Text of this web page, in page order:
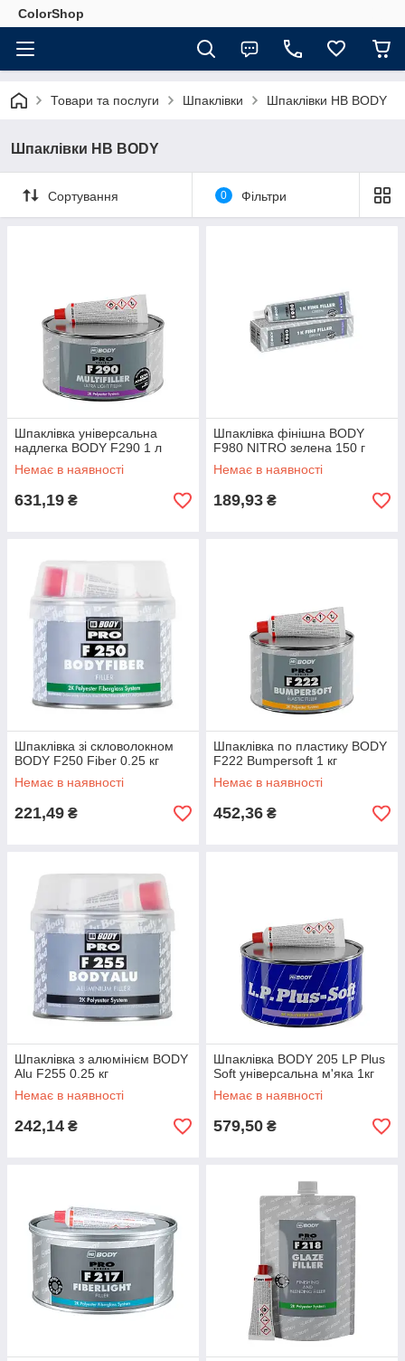
ColorShop
Товари та послуги Шпаклівки Шпаклівки HB BODY
Шпаклівки HB BODY
Сортування 0 Фільтри
Шпаклівка універсальна
надлегка BODY F290 1 л
Немає в наявності
631,19 ₴
Шпаклівка фінішна BODY
F980 NITRO зелена 150 г
Немає в наявності
189,93 ₴
Шпаклівка зі скловолокном
BODY F250 Fiber 0.25 кг
Немає в наявності
221,49 ₴
Шпаклівка по пластику BODY
F222 Bumpersoft 1 кг
Немає в наявності
452,36 ₴
Шпаклівка з алюмінієм BODY
Alu F255 0.25 кг
Немає в наявності
242,14 ₴
Шпаклівка BODY 205 LP Plus
Soft універсальна м'яка 1кг
Немає в наявності
579,50 ₴